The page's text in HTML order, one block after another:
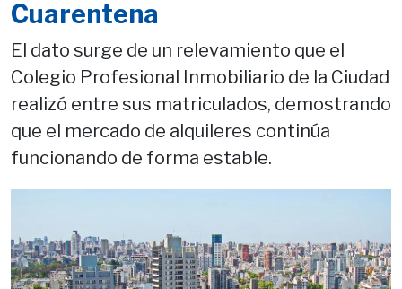
Cuarentena
El dato surge de un relevamiento que el
Colegio Profesional Inmobiliario de la Ciudad
realizó entre sus matriculados, demostrando
que el mercado de alquileres continúa
funcionando de forma estable.